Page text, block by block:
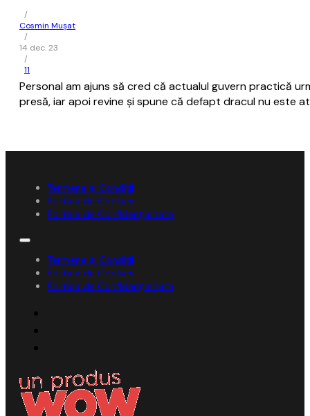
/
Cosmin Mușat
/
14 dec. 23
/
11
Personal am ajuns să cred că actualul guvern practică
presă, iar apoi revine şi spune că defapt dracul nu este
Termene și Condiții
Politica de Cookies
Politica de Confidențialitate
Termene și Condiții
Politica de Cookies
Politica de Confidențialitate